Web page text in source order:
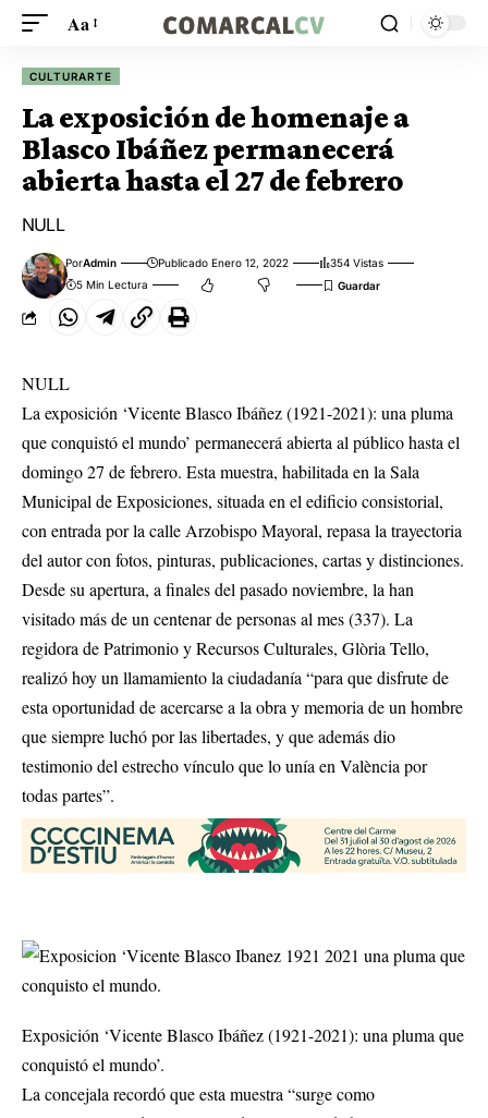
Aa
CULTURARTE
La exposición de homenaje a
Blasco Ibáñez permanecerá
abierta hasta el 27 de febrero
NULL
PorAdmin Publicado Enero 12, 2022
354 Vistas
5 Min Lectura
NULL
La exposición ‘Vicente Blasco Ibáñez (1921-2021): una pluma
que conquistó el mundo’ permanecerá abierta al público hasta el
domingo 27 de febrero. Esta muestra, habilitada en la Sala
Municipal de Exposiciones, situada en el edificio consistorial,
con entrada por la calle Arzobispo Mayoral, repasa la trayectoria
del autor con fotos, pinturas, publicaciones, cartas y distinciones.
Desde su apertura, a finales del pasado noviembre, la han
visitado más de un centenar de personas al mes (337). La
regidora de Patrimonio y Recursos Culturales, Glòria Tello,
realizó hoy un llamamiento la ciudadanía “para que disfrute de
esta oportunidad de acercarse a la obra y memoria de un hombre
que siempre luchó por las libertades, y que además dio
testimonio del estrecho vínculo que lo unía en València por
todas partes”.
Exposición ‘Vicente Blasco Ibáñez (1921-2021): una pluma que
conquistó el mundo’.
La concejala recordó que esta muestra “surge como